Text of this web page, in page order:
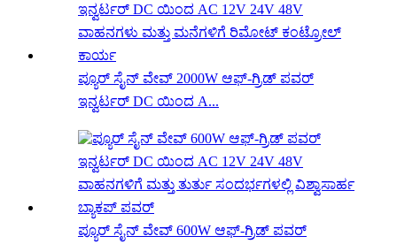
ಪ್ಯೂರ್ ಸೈನ್ ವೇವ್ 2000W ಆಫ್-ಗ್ರಿಡ್ ಪವರ್
ಇನ್ವರ್ಟರ್ DC ಯಿಂದ A...
ಪ್ಯೂರ್ ಸೈನ್ ವೇವ್ 600W ಆಫ್-ಗ್ರಿಡ್ ಪವರ್